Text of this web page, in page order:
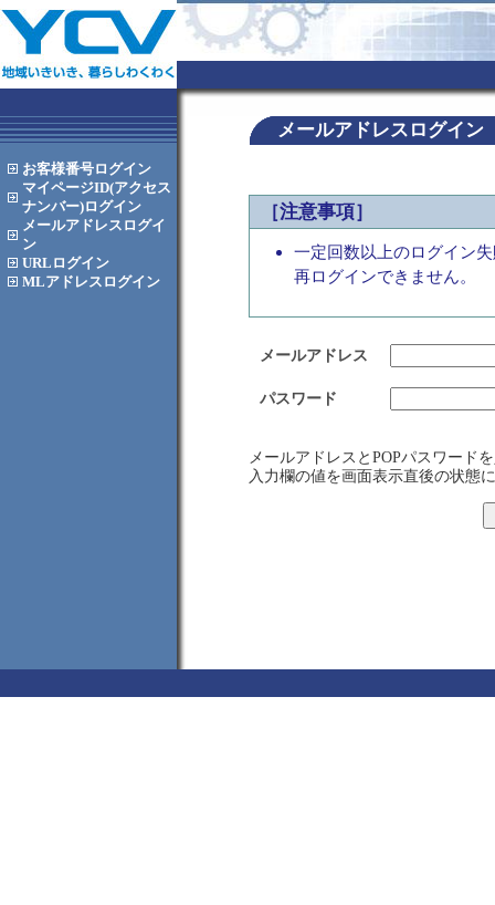
お客様番号ログイン
マイページID(アクセス
ナンバー)ログイン
メールアドレス ログイ
ン
URL ログイン
MLアドレス ログイン
メールアドレスログイン
［注意事項］
一定回数以上のログイン
再ログインできません。
メールアドレス
パスワード
メールアドレスとPOPパスワード
入力欄の値を画面表示直後の状態